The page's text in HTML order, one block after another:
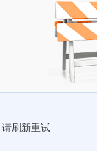
刷新重试